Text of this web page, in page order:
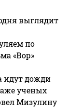
выглядит
по
«Вор»
идут дожди
ученых
Мизулину